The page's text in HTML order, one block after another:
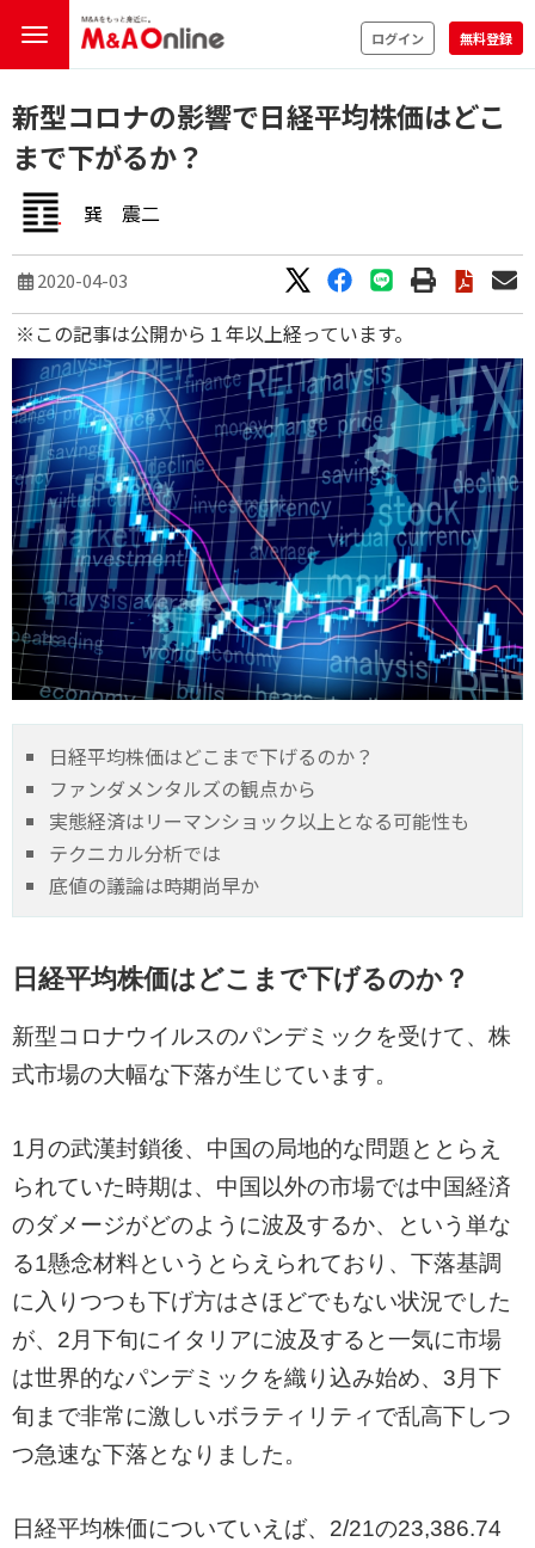
ログイン 無料登録
新型コロナの影響で日経平均株価はどこ
まで下がるか？
巽 震二
2020-04-03
※この記事は公開から１年以上経っています。
日経平均株価はどこまで下げるのか？
ファンダメンタルズの観点から
実態経済はリーマンショック以上となる可能性も
テクニカル分析では
底値の議論は時期尚早か
日経平均株価はどこまで下げるのか？
新型コロナウイルスのパンデミックを受けて、株
式市場の大幅な下落が生じています。
1月の武漢封鎖後、中国の局地的な問題ととらえ
られていた時期は、中国以外の市場では中国経済
のダメージがどのように波及するか、という単な
る1懸念材料というとらえられており、下落基調
に入りつつも下げ方はさほどでもない状況でした
が、2月下旬にイタリアに波及すると一気に市場
は世界的なパンデミックを織り込み始め、3月下
旬まで非常に激しいボラティリティで乱高下しつ
つ急速な下落となりました。
日経平均株価についていえば、2/21の23,386.74